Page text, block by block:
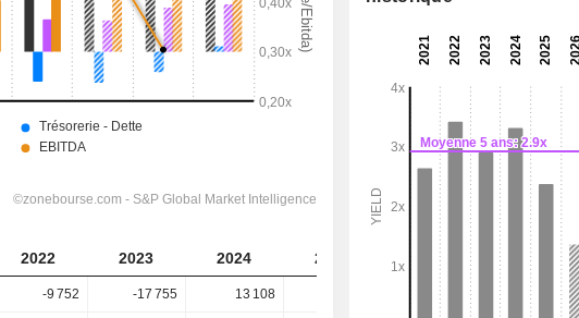
2022 2023 2024 2025 2026 2027
-9 752 -17 755 13 108 12 374 8 094